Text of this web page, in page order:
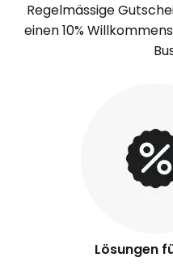
Regelmässige
einen 10%
Lösungen